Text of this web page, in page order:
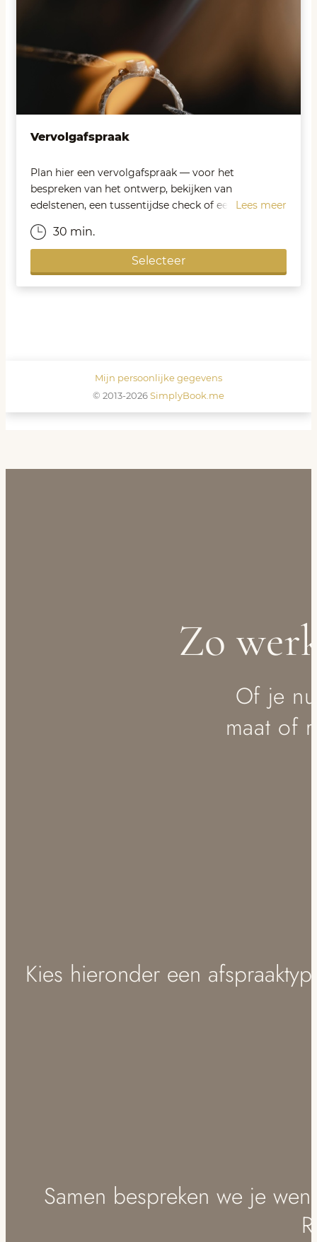
Zo
Of je
maat of
Kies hieronder een
Samen bespreken we je